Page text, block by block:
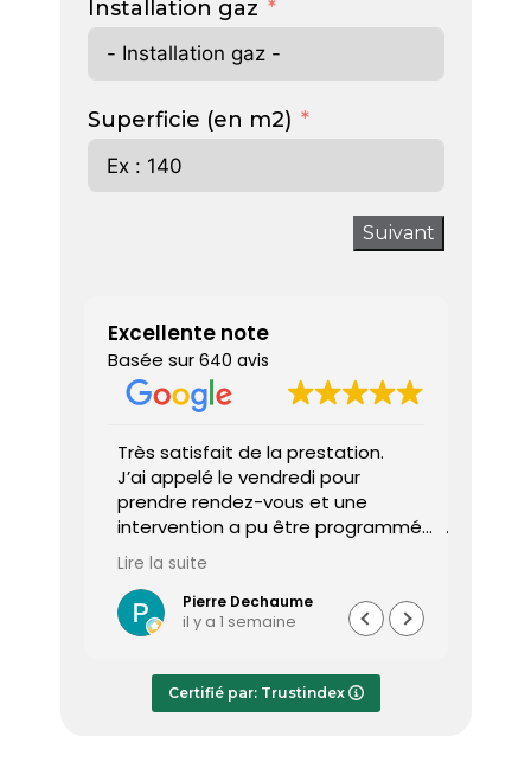
Installation gaz
Superficie (en m2)
Suivant
Excellente note
Basée sur 640 avis
Très satisfait de la prestation.
J’ai appelé le vendredi pour
prendre rendez-vous et une
intervention a pu être programmée
dès le lundi matin.
Le diagnostiqueur est arrivé à
l’heure, a été très professionnel,
efficace et a pris le temps de
Le rapport de diagnostic m’a été
transmis dès le lundi soir, ce qui est
Lire la suite
Pierre Dechaume
il y a 1 semaine
Certifié par: Trustindex